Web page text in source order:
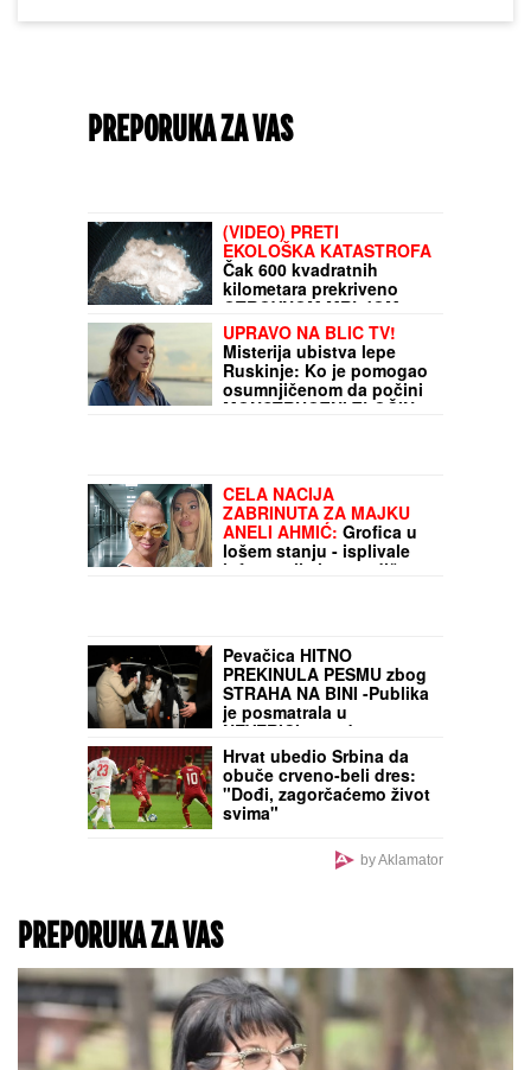
PREPORUKA ZA VAS
(VIDEO) PRETI
EKOLOŠKA KATASTROFA
Čak 600 kvadratnih
kilometara prekriveno
OTROVNOM MRLJOM:
Satelitski snimci otkrili
JEZU
UPRAVO NA BLIC TV!
Misterija ubistva lepe
Ruskinje: Ko je pomogao
osumnjičenom da počini
MONSTRUOZNI ZLOČIN
CELA NACIJA
ZABRINUTA ZA MAJKU
ANELI AHMIĆ: Grofica u
lošem stanju - isplivale
informacije iz porodičnog
Pevačica HITNO
PREKINULA PESMU zbog
STRAHA NA BINI -Publika
je posmatrala u
NEVERICI, a sada se
oglasila emotivnom
porukom!
Hrvat ubedio Srbina da
obuče crveno-beli dres:
"Dođi, zagorčaćemo život
svima"
by Aklamator
PREPORUKA ZA VAS